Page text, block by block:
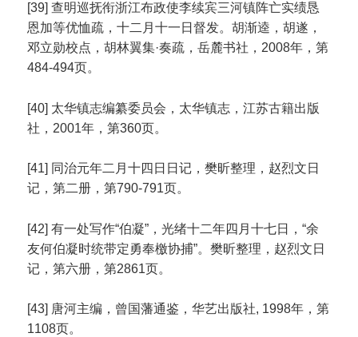
[39] 查明巡抚衔浙江布政使李续宾三河镇阵亡实绩恳
恩加等优恤疏，十二月十一日督发。胡渐逵，胡遂，
邓立勋校点，胡林翼集·奏疏，岳麓书社，2008年，第
484-494页。
[40] 太华镇志编纂委员会，太华镇志，江苏古籍出版
社，2001年，第360页。
[41] 同治元年二月十四日日记，樊昕整理，赵烈文日
记，第二册，第790-791页。
[42] 有一处写作“伯凝”，光绪十二年四月十七日，“余
友何伯凝时统带定勇奉檄协捕”。樊昕整理，赵烈文日
记，第六册，第2861页。
[43] 唐河主编，曾国藩通鉴，华艺出版社, 1998年，第
1108页。